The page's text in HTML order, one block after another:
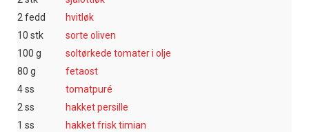
2 fedd
hvitløk
10 stk
sorte oliven
100 g
soltørkede tomater i olje
80 g
fetaost
4 ss
tomatpuré
2 ss
hakket persille
1 ss
hakket frisk timian